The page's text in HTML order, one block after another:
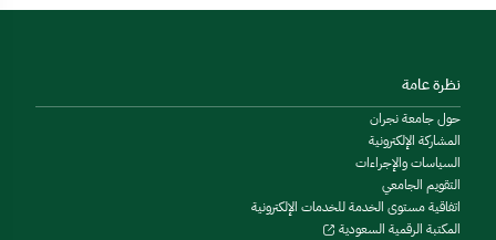
نظرة عامة
حول جامعة نجران
المشاركة الإلكترونية
السياسات والإجراءات
التقويم الجامعي
اتفاقية مستوى الخدمة للخدمات الإلكترونية
المكتبة الرقمية السعودية